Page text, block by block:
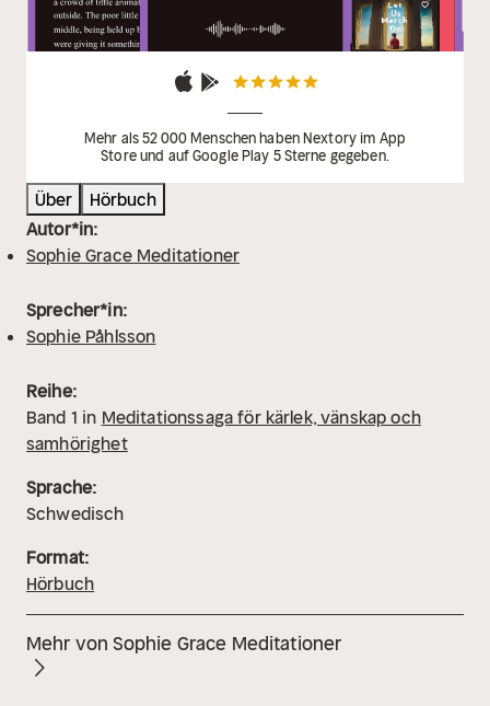
produkter hon ville lyssna på. Sedan starten 2014 har
ljudböckerna sålts, lånats och streamats sammanlagt
språk. Intrernationellt används pseudonymen Sophie
Grace Meditations. Titlar på engelska och svenska
läses in av författaren själv. På danska och kommande
nya språk är uppläsarna anlitade röstskådespelare.
Mehr als 52 000 Menschen haben Nextory im App
Store und auf Google Play 5 Sterne gegeben.
Über
Hörbuch
Autor*in:
Sophie Grace Meditationer
Sprecher*in:
Sophie Påhlsson
Reihe:
Band 1 in Meditationssaga för kärlek, vänskap och
samhörighet
Sprache:
Schwedisch
Format:
Hörbuch
Mehr von Sophie Grace Meditationer